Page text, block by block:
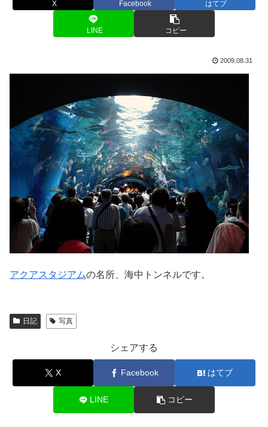
X Facebook はてブ
LINE コピー
2009.08.31
アクアスタジアムの名所、海中トンネルです。
日記 写真
シェアする
X Facebook はてブ
LINE コピー